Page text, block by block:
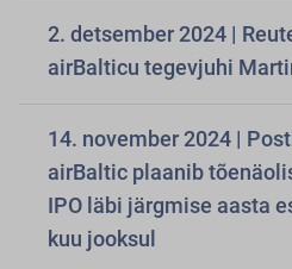
2. detsember 2024 | Reuters: Intervjuu
airBalticu tegevjuhi
14. november 2024 |
airBaltic plaanib
IPO läbi järgmise aasta
kuu jooksul